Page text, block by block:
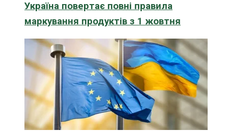
Україна повертає повні правила
маркування продуктів з 1 жовтня